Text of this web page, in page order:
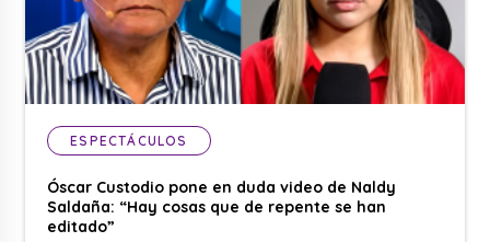
ESPECTÁCULOS
Óscar Custodio pone en duda video de Naldy
Saldaña: “Hay cosas que de repente se han
editado”